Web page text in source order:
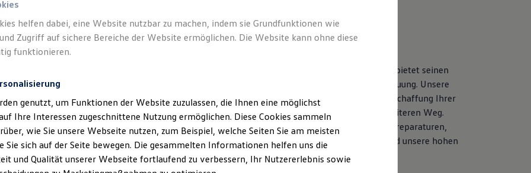
Ihre Vorteile: Service und Qualität
In denbesten Händen
Service bietet seinen
Kunden eine umfassende Komplettbetreuung. Unsere
Experten beraten Sie bereits bei der Anschaffung Ihrer
Fahrzeuge und begleiten Sie auf dem weiteren Weg.
Erfahren Sie mehr über unsere Qualitätsreparaturen,
unser speziell ausgebildetes Personal und unsere hohen
Standards.
helfen dabei, eine Website nutzbar zu machen, indem sie Grundfunktionen wie
Zugriff auf sichere Bereiche der Website ermöglichen. Die Website kann ohne diese
funktionieren.
genutzt, um Funktionen der Website zuzulassen, die Ihnen eine möglichst
Ihre Interessen zugeschnittene Nutzung ermöglichen. Diese Cookies sammeln
wie Sie unsere Webseite nutzen, zum Beispiel, welche Seiten Sie am meisten
Sie sich auf der Seite bewegen. Die gesammelten Informationen helfen uns die
und Qualität unserer Webseite fortlaufend zu verbessern, Ihr Nutzererlebnis sowie